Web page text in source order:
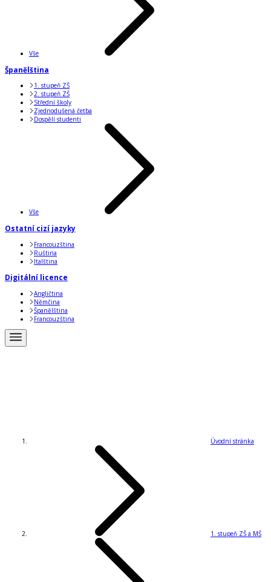
Vše
Španělština
1. stupeň ZŠ
2. stupeň ZŠ
Střední školy
Zjednodušená četba
Dospělí studenti
Vše
Ostatní cizí jazyky
Francouzština
Ruština
Italština
Digitální licence
Angličtina
Němčina
Španělština
Francouzština
Úvodní stránka
1. stupeň ZŠ a MŠ